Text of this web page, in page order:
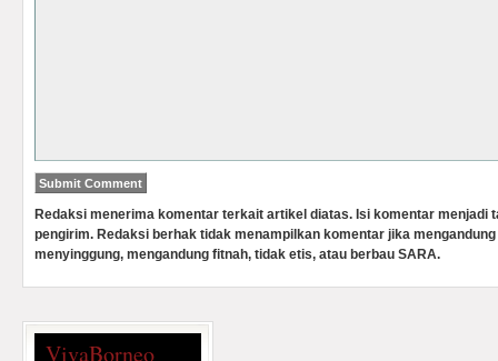
Redaksi menerima komentar terkait artikel diatas. Isi komentar menjadi
pengirim. Redaksi berhak tidak menampilkan komentar jika
menyinggung, mengandung fitnah, tidak etis, atau berbau SARA.
VivaBorneo